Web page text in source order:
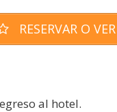
RESERVAR O
al hotel.